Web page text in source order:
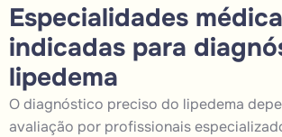
Especialidades
indicadas para
lipedema
O diagnóstico preciso do lipedema
avaliação por profissionais